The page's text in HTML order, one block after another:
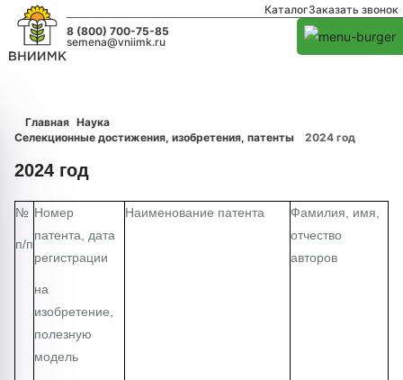
КаталогЗаказать звонок
8 (800) 700-75-85
semena@vniimk.ru
Главная Наука
Селекционные достижения, изобретения, патенты
2024 год
2024 год
№
п/п
Номер
патента, дата
регистрации
на
изобретение,
полезную
модель
Наименование патента
Фамилия, имя,
отчество
авторов